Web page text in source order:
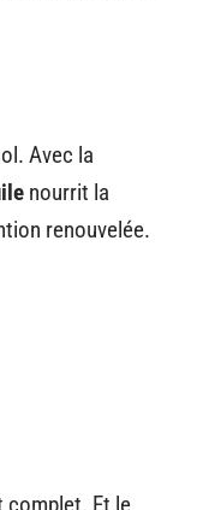
Avec la
nourrit la
renouvelée.
complet. Et le